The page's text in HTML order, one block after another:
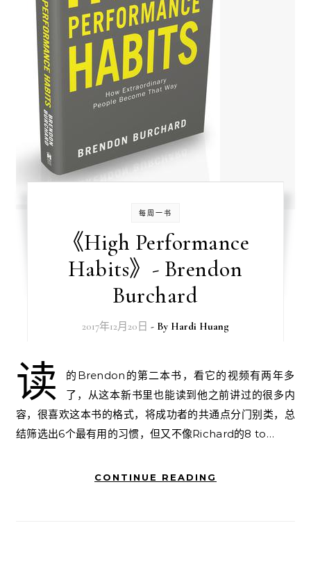
每周一书
《High Performance
Habits》- Brendon
Burchard
2017年12月20日 - By Hardi Huang
读
的Brendon的第二本书，看它的视频有两年多
了，从这本新书里也能读到他之前讲过的很多内
容，很喜欢这本书的格式，将成功者的共通点分门别类，总
结筛选出6个最有用的习惯，但又不像Richard的8 to…
CONTINUE READING